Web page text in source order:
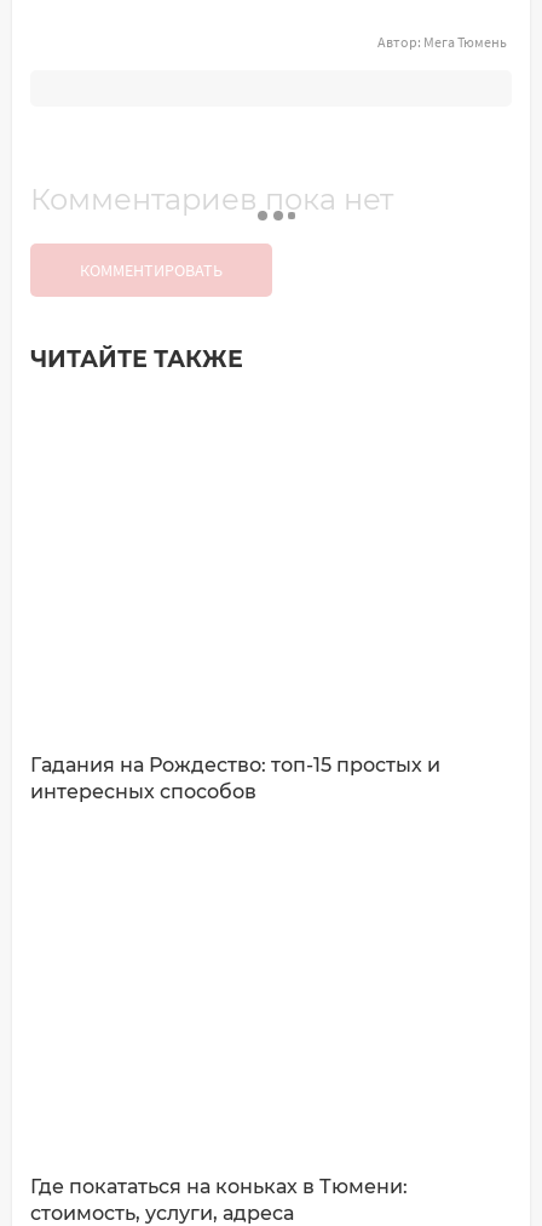
Автор: Мега Тюмень
Комментариев пока нет
КОММЕНТИРОВАТЬ
Добавить комментарий
ЧИТАЙТЕ ТАКЖЕ
Гадания на Рождество: топ-15 простых и
интересных способов
Где покататься на коньках в Тюмени:
стоимость, услуги, адреса